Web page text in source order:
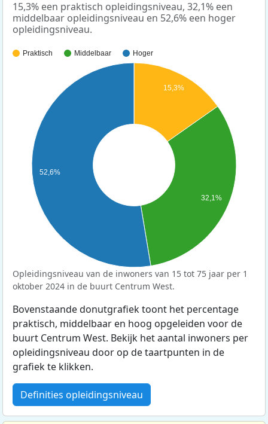
15,3% een praktisch opleidingsniveau, 32,1% een
middelbaar opleidingsniveau en 52,6% een hoger
opleidingsniveau.
Praktisch Middelbaar Hoger
15,3%
32,1%
52,6%
Opleidingsniveau van de inwoners van 15 tot 75 jaar per 1
oktober 2024 in de buurt Centrum West.
Bovenstaande donutgrafiek toont het percentage
praktisch, middelbaar en hoog opgeleiden voor de
buurt Centrum West. Bekijk het aantal inwoners per
opleidingsniveau door op de taartpunten in de
grafiek te klikken.
Definities opleidingsniveau